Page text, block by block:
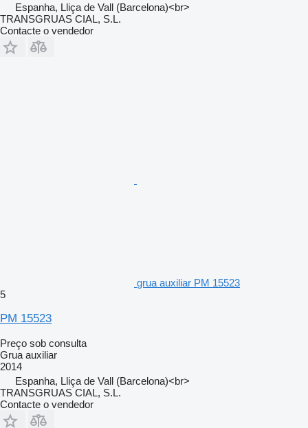
Espanha, Lliça de Vall (Barcelona)<br>
TRANSGRUAS CIAL, S.L.
Contacte o vendedor
grua auxiliar PM 15523
5
PM 15523
Preço sob consulta
Grua auxiliar
2014
Espanha, Lliça de Vall (Barcelona)<br>
TRANSGRUAS CIAL, S.L.
Contacte o vendedor